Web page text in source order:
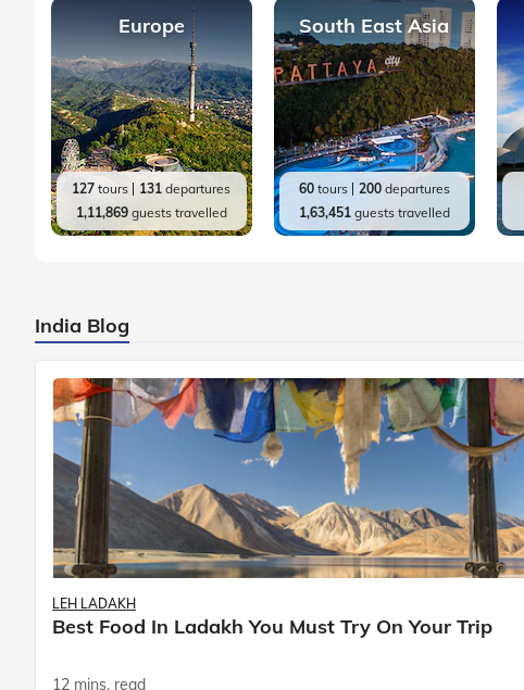
Europe
127 tours 131 departures
1,11,869guests travelled
South East Asia
60tours 200departures
1,63,451guests travelled
India Blog
LEH LADAKH
Best Food In Ladakh You Must Try On Your Trip
12 mins. read